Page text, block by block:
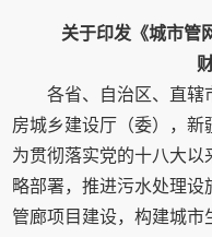
关于印发《城市管网
财
各省、自治区、直辖
房城乡建设厅（委），新
为贯彻落实党的十八大
略部署，推进污水处理
管廊项目建设，构建城